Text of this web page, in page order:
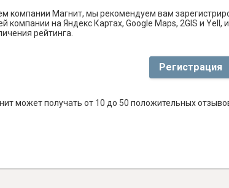
компании Магнит, мы рекомендуем вам
компании на Яндекс Картах, Google Maps, 2GIS и
рейтинга.
Регистрация
может получать от 10 до 50 положительных